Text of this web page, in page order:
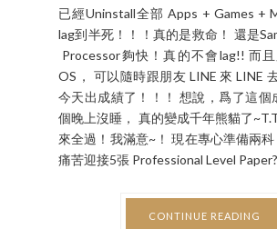
lag到半死！！！真的是救命！ 還是
Processor夠快！真的不會lag!! 而
OS， 可以隨時跟朋友 LINE 來 LINE
今天出成績了！！！ 想說，爲了這個
個晚上沒睡， 真的變成千年熊貓了
來全過！我滿意~！ 現在專心準備兩
痛苦迎接5張 Professional Level